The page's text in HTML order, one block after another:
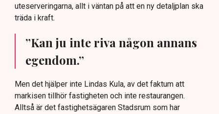
uteserveringarna, allt i väntan på att en ny detaljplan ska
träda i kraft.
”Kan ju inte riva någon annans
egendom.”
Men det hjälper inte Lindas Kula, av det faktum att
markisen tillhör fastigheten och inte restaurangen.
Alltså är det fastighetsägaren Stadsrum som har